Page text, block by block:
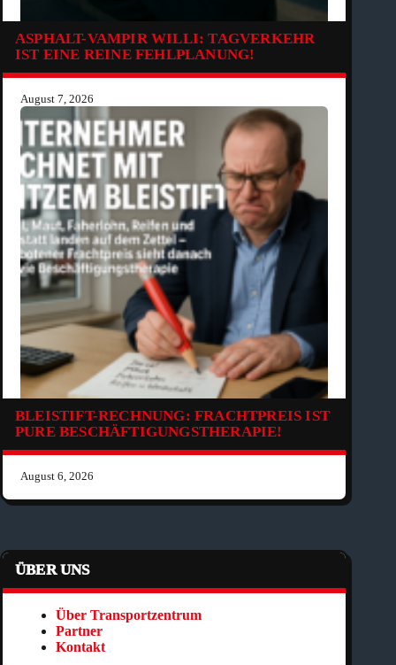
ASPHALT-VAMPIR WILLI: TAGVERKEHR
IST EINE REINE FEHLPLANUNG!
August 7, 2026
BLEISTIFT-RECHNUNG: FRACHTPREIS IST
PURE BESCHÄFTIGUNGSTHERAPIE!
August 6, 2026
ÜBER UNS
Über Transportzentrum
Partner
Kontakt